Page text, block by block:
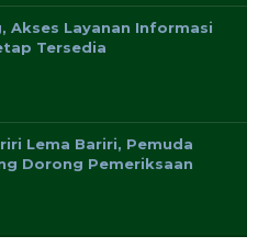
Akses Layanan Informasi
Tersedia
Lema Bariri, Pemuda
Dorong Pemeriksaan